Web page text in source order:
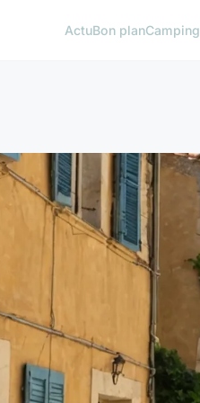
ActuBon planCamping